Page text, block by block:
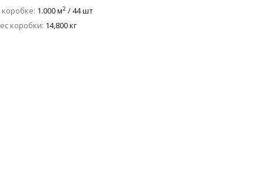
коробке 1.000 м2 / 44 шт
коробки 14,800 кг